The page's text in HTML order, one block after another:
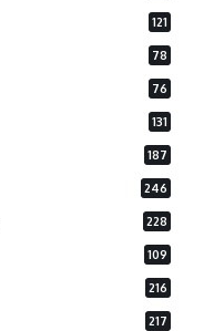
121
78
76
131
187
246
228
109
216
217